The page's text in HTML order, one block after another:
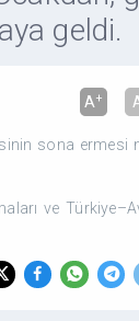
geldi.
A+
sona ermesi
ve